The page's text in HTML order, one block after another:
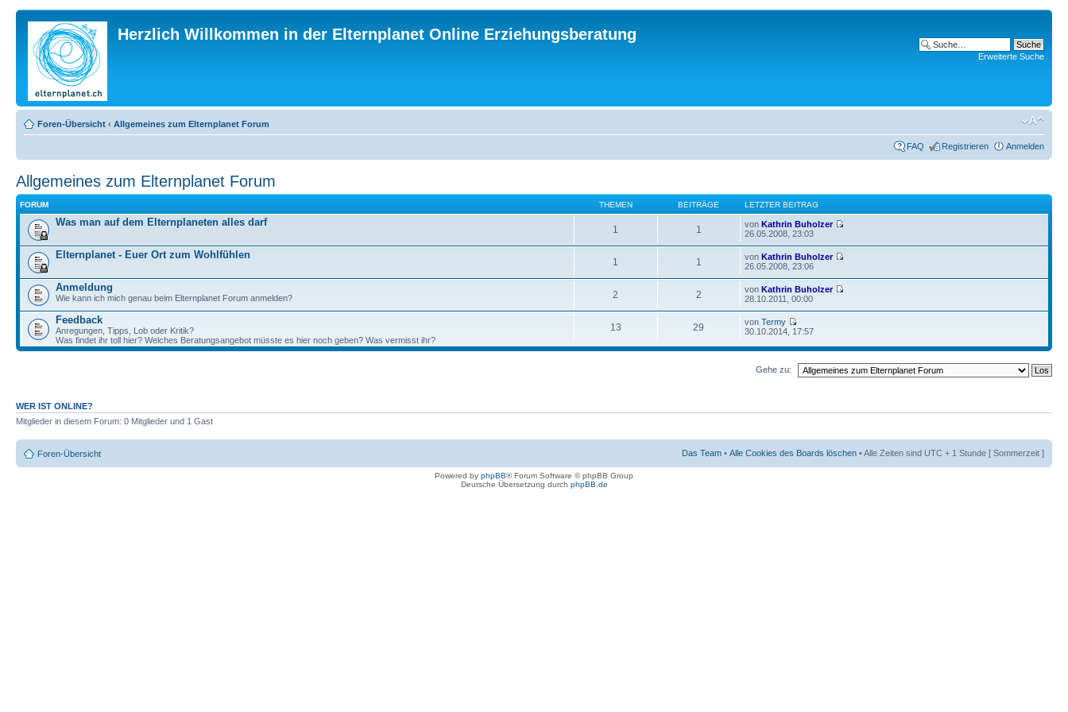
Herzlich Willkommen in der Elternplanet Online Erziehungsberatung
Erweiterte Suche
Foren-Übersicht ‹ Allgemeines zum Elternplanet Forum
FAQ Registrieren Anmelden
Allgemeines zum Elternplanet Forum
FORUM THEMEN BEITRÄGE LETZTER BEITRAG
Was man auf dem Elternplaneten alles darf
1 1 vonKathrin Buholzer
26.05.2008, 23:03
Elternplanet - Euer Ort zum Wohlfühlen
1 1 vonKathrin Buholzer
26.05.2008, 23:06
Anmeldung
Wie kann ich mich genau beim Elternplanet Forum anmelden? 2 2 vonKathrin Buholzer
28.10.2011, 00:00
Feedback
Anregungen, Tipps, Lob oder Kritik?
Was findet ihr toll hier? Welches Beratungsangebot müsste es hier noch geben? Was vermisst ihr?
13 29 vonTermy
30.10.2014, 17:57
Gehe zu:
WER IST ONLINE?
Mitglieder in diesem Forum: 0 Mitglieder und 1 Gast
Foren-Übersicht Das Team • Alle Cookies des Boards löschen • Alle Zeiten sind UTC + 1 Stunde [ Sommerzeit ]
Powered by phpBB® Forum Software © phpBB Group
Deutsche Übersetzung durch phpBB.de